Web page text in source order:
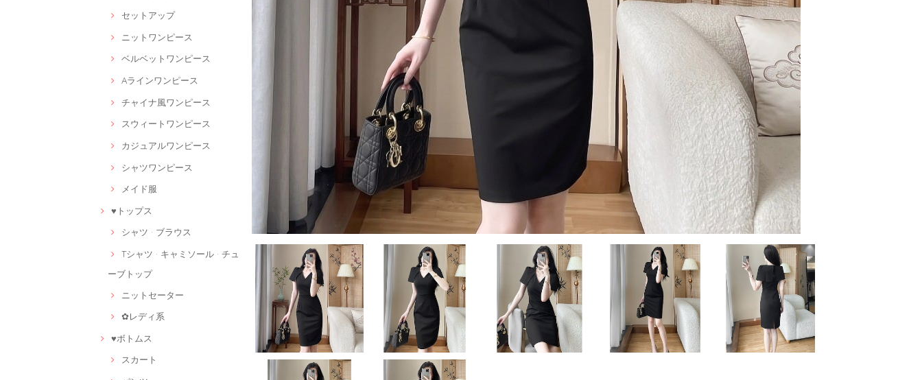
セットアップ
ニットワンピース
ベルベットワンピース
Aラインワンピース
チャイナ風ワンピース
スウィートワンピース
カジュアルワンピース
シャツワンピース
メイド服
♥トップス
シャツ · ブラウス
Tシャツ · キャミソール · チュ
ーブトップ
ニットセーター
✿レディ系
♥ボトムス
スカート